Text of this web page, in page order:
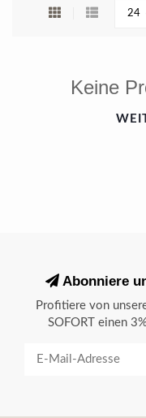
Keine
Abonniere
Profitiere von
SOFORT einen